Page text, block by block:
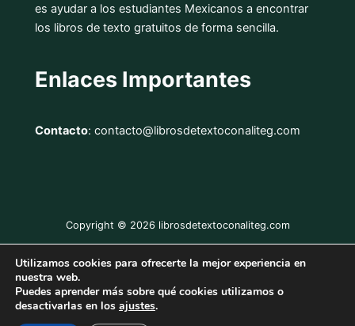
es ayudar a los estudiantes Mexicanos a encontrar
los libros de texto gratuitos de forma sencilla.
Enlaces Importantes
Contacto: contacto@librosdetextoconaliteg.com
Copyright © 2026 librosdetextoconaliteg.com
Política de Privacidad
Política de Cookies
Utilizamos cookies para ofrecerte la mejor experiencia en
nuestra web.
Puedes aprender más sobre qué cookies utilizamos o
desactivarlas en los ajustes.